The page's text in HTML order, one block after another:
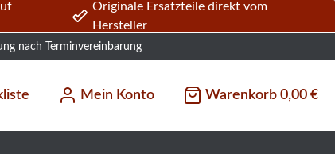
Originale Ersatzteile direkt vom
Hersteller
nach Terminvereinbarung
Mein Konto Warenkorb 0,00 €